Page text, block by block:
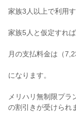
家族3人以上で利用
家族5人と仮定すれば
月の支払料金は（
になります。
メリハリ無制限プラ
の割引きが受けられ